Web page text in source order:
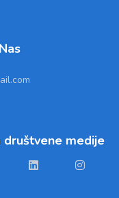
društvene medije